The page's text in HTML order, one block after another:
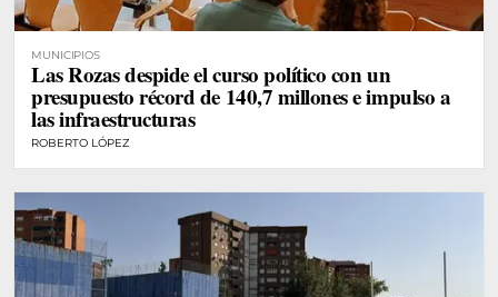
MUNICIPIOS
Las Rozas despide el curso político con un
presupuesto récord de 140,7 millones e impulso a
las infraestructuras
ROBERTO LÓPEZ